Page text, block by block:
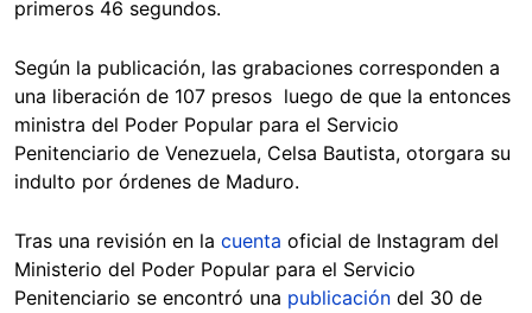
primeros 46 segundos.
Según la publicación, las grabaciones corresponden a
una liberación de 107 presos luego de que la entonces
ministra del Poder Popular para el Servicio
Penitenciario de Venezuela, Celsa Bautista, otorgara su
indulto por órdenes de Maduro.
Tras una revisión en la cuenta oficial de Instagram del
Ministerio del Poder Popular para el Servicio
Penitenciario se encontró una publicación del 30 de